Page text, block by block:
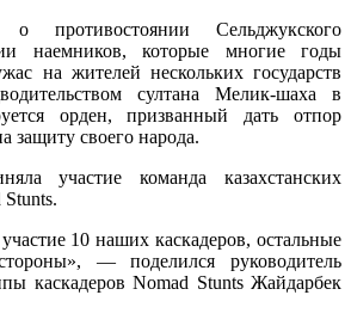
противостоянии Сельджукского
наемников, которые многие годы
на жителей нескольких государств
султана Мелик-шаха в
орден, призванный дать отпор
защиту своего народа.
участие команда казахстанских
10 наших каскадеров, остальные
— поделился руководитель
каскадеров Nomad Stunts Жайдарбек